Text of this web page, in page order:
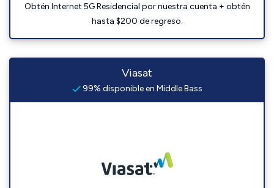
Obtén Internet 5G Residencial por nuestra cuenta + obtén
hasta $200 de regreso.
Viasat
99% disponible en Middle Bass